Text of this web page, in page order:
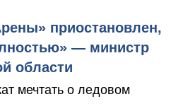
приостановлен,
— министр
области
мечтать о ледовом